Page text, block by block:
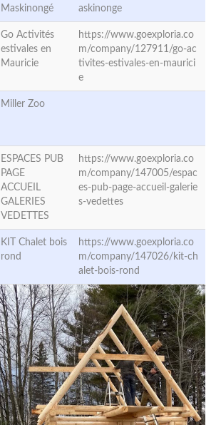
Maskinongé
askinonge
Go Activités
estivales en
Mauricie
https://www.goexploria.co
m/company/127911/go-ac
tivites-estivales-en-maurici
e
Miller Zoo
ESPACES PUB
PAGE
ACCUEIL
GALERIES
VEDETTES
https://www.goexploria.co
m/company/147005/espac
es-pub-page-accueil-galerie
s-vedettes
KIT Chalet bois
rond
https://www.goexploria.co
m/company/147026/kit-ch
alet-bois-rond